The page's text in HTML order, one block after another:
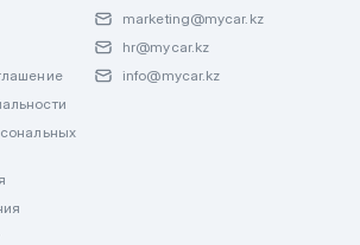
marketing@mycar.kz
hr@mycar.kz
info@mycar.kz